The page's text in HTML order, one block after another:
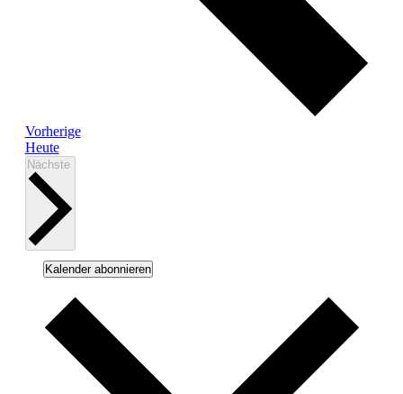
VorherigeVeranstaltungen
Heute
Nächste
Kalender abonnieren